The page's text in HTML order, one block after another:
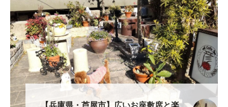
【兵庫県・芦屋市】広いお座敷席と楽